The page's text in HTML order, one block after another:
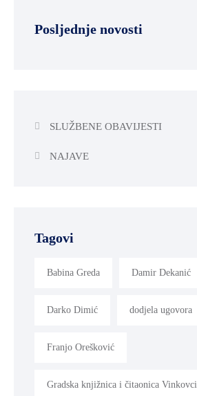
Posljednje novosti
SLUŽBENE OBAVIJESTI
NAJAVE
Tagovi
Babina Greda Damir Dekanić
Darko Dimić dodjela ugovora
Franjo Orešković
Gradska knjižnica i čitaonica Vinkovci